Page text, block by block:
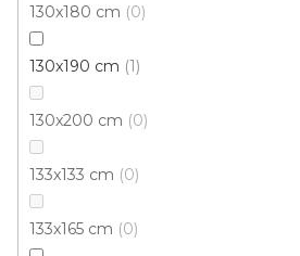
130x180 cm 0
130x190 cm 1
130x200 cm 0
133x133 cm 0
133x165 cm 0